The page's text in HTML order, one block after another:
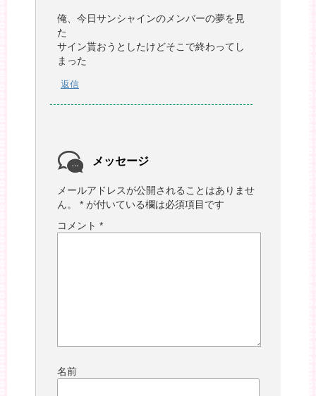
俺、今日サンシャインのメンバーの夢を見
た
サイン貰おうとしたけどそこで終わってし
まった
返信
メッセージ
メールアドレスが公開されることはありませ
ん。
* が付いている欄は必須項目です
コメント *
名前